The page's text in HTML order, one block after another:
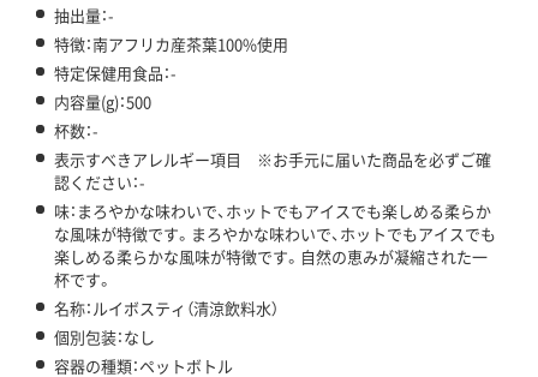
抽出量：-
特徴：南アフリカ産茶葉100%使用
特定保健用食品：-
内容量(g)：500
杯数：-
表示すべきアレルギー項目 ※お手元に届いた商品を必ずご確
認ください：-
味：まろやかな味わいで、ホットでもアイスでも楽しめる柔らか
な風味が特徴です。まろやかな味わいで、ホットでもアイスでも
楽しめる柔らかな風味が特徴です。自然の恵みが凝縮された一
杯です。
名称：ルイボスティ（清涼飲料水）
個別包装：なし
容器の種類：ペットボトル